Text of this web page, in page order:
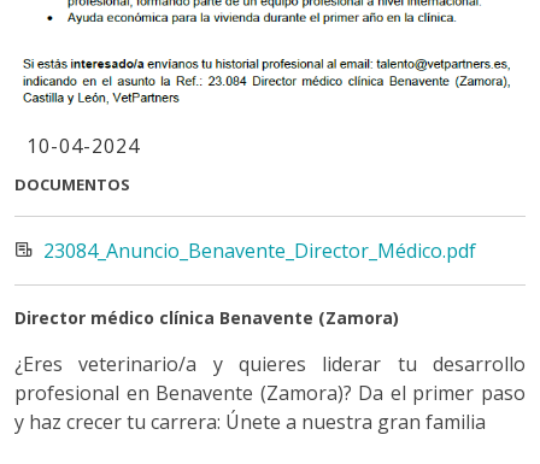
10-04-2024
DOCUMENTOS
23084_Anuncio_Benavente_Director_Médico.pdf
Director médico clínica Benavente (Zamora)
¿Eres veterinario/a y quieres liderar tu desarrollo
profesional en Benavente (Zamora)? Da el primer paso
y haz crecer tu carrera: Únete a nuestra gran familia